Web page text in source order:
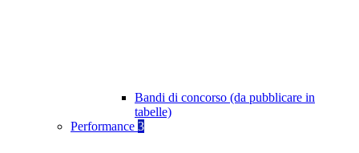
Bandi di concorso (da pubblicare in
tabelle)
Performance 3